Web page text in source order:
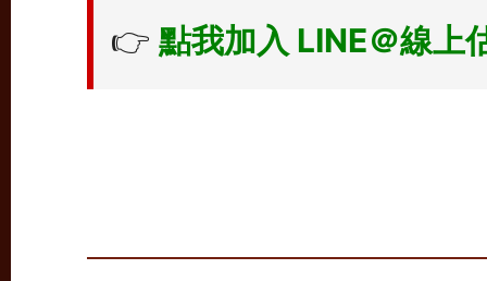
👉 點我加入 LINE＠線上